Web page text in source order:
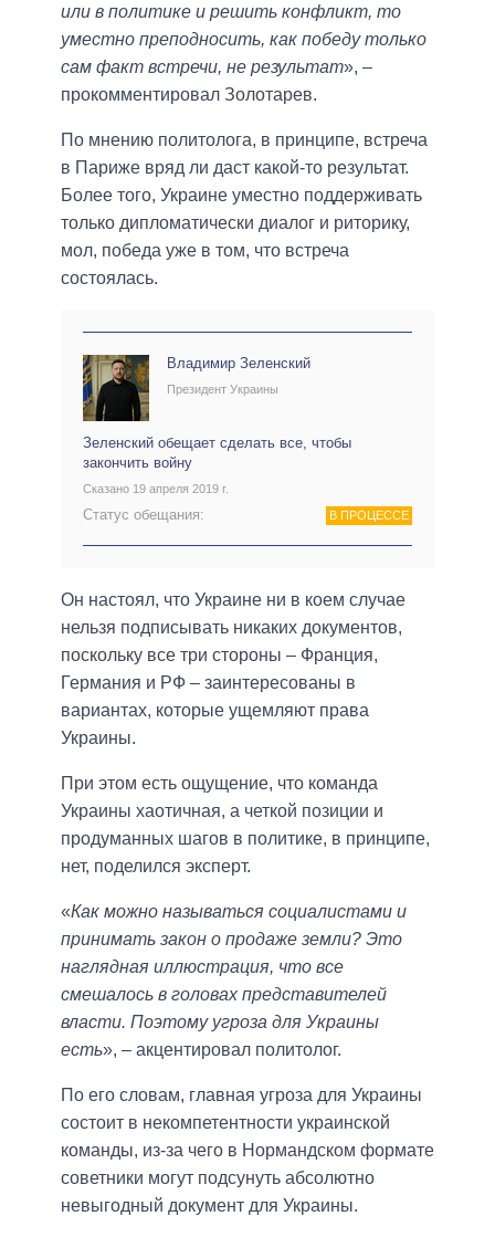
или в политике и решить конфликт, то
уместно преподносить, как победу только
сам факт встречи, не результат», –
прокомментировал Золотарев.
По мнению политолога, в принципе, встреча
в Париже вряд ли даст какой-то результат.
Более того, Украине уместно поддерживать
только дипломатически диалог и риторику,
мол, победа уже в том, что встреча
состоялась.
Владимир Зеленский
Президент Украины
Зеленский обещает сделать все, чтобы
закончить войну
Сказано 19 апреля 2019 г.
Статус обещания: В ПРОЦЕССЕ
Он настоял, что Украине ни в коем случае
нельзя подписывать никаких документов,
поскольку все три стороны – Франция,
Германия и РФ – заинтересованы в
вариантах, которые ущемляют права
Украины.
При этом есть ощущение, что команда
Украины хаотичная, а четкой позиции и
продуманных шагов в политике, в принципе,
нет, поделился эксперт.
«Как можно называться социалистами и
принимать закон о продаже земли? Это
наглядная иллюстрация, что все
смешалось в головах представителей
власти. Поэтому угроза для Украины
есть», – акцентировал политолог.
По его словам, главная угроза для Украины
состоит в некомпетентности украинской
команды, из-за чего в Нормандском формате
советники могут подсунуть абсолютно
невыгодный документ для Украины.